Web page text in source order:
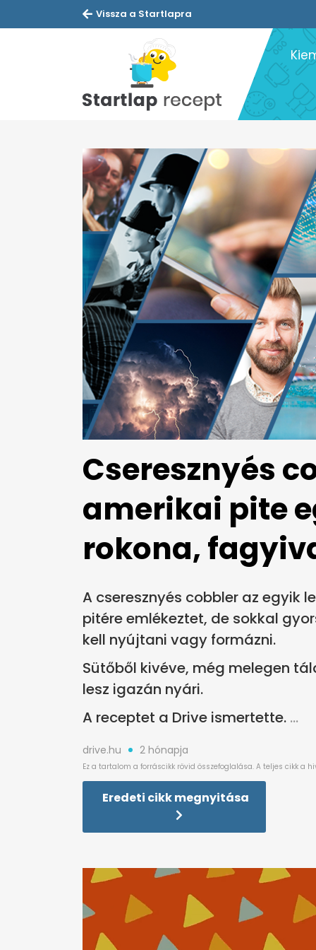
Vissza a Startlapra
Cseresznyés
amerikai pite
rokona,
A cseresznyés cobbler az egyik
pitére emlékeztet, de sokkal
kell nyújtani vagy formázni.
Sütőből kivéve, még melegen
lesz igazán nyári.
A receptet a Drive ismertette.
drive.hu 2 hónapja
Eredeti cikk megnyitása